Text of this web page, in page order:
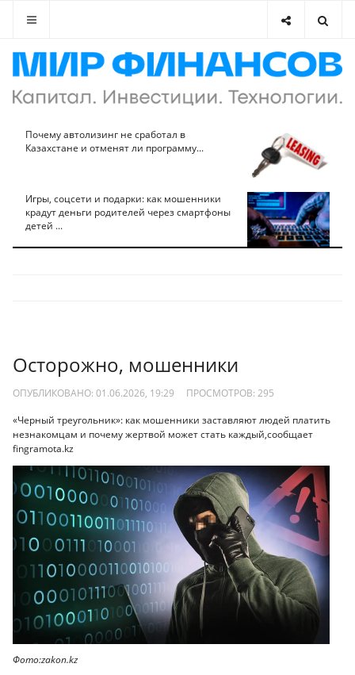
Почему автолизинг не сработал в
Казахстане и отменят ли программу...
Игры, соцсети и подарки: как мошенники
крадут деньги родителей через смартфоны
детей ...
Осторожно, мошенники
ОПУБЛИКОВАНО: 01.06.2026, 19:29 ПРОСМОТРОВ: 295
«Черный треугольник»: как мошенники заставляют людей платить
незнакомцам и почему жертвой может стать каждый,сообщает
fingramota.kz
Фото:zakon.kz